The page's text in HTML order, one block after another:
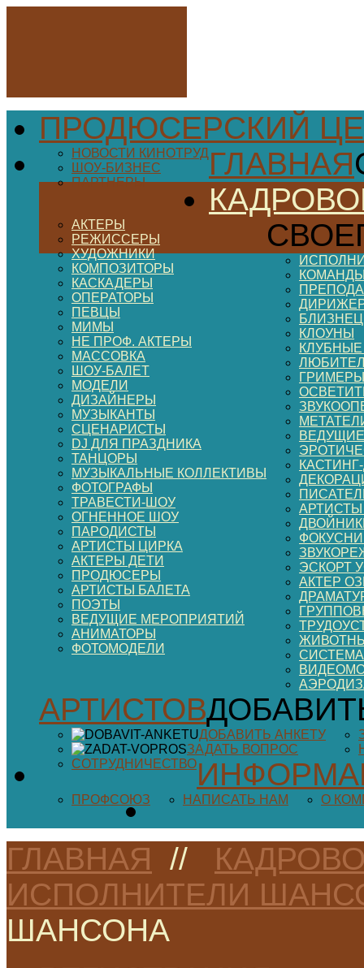
ПРОДЮСЕРСКИЙ
ГЛАВНАЯ
НОВОСТИ КИНОТРУД
ШОУ-БИЗНЕС
ПАРТНЕРЫ
АКТЕРЫ
РЕЖИССЕРЫ
ХУДОЖНИКИ
КОМПОЗИТОРЫ
КАСКАДЕРЫ
ОПЕРАТОРЫ
ПЕВЦЫ
МИМЫ
НЕ ПРОФ. АКТЕРЫ
МАССОВКА
ШОУ-БАЛЕТ
МОДЕЛИ
ДИЗАЙНЕРЫ
МУЗЫКАНТЫ
СЦЕНАРИСТЫ
DJ ДЛЯ ПРАЗДНИКА
ТАНЦОРЫ
МУЗЫКАЛЬНЫЕ КОЛЛЕКТИВЫ
ФОТОГРАФЫ
ТРАВЕСТИ-ШОУ
ОГНЕННОЕ ШОУ
ПАРОДИСТЫ
АРТИСТЫ ЦИРКА
АКТЕРЫ ДЕТИ
ПРОДЮСЕРЫ
АРТИСТЫ БАЛЕТА
ПОЭТЫ
ВЕДУЩИЕ МЕРОПРИЯТИЙ
АНИМАТОРЫ
ФОТОМОДЕЛИ
КЛОУНЫ
КЛУБНЫЕ
ГРИМЕРЫ
ЭСКОРТ
АКТЕР
АРТИСТОВ
ДОБАВИТЬ АНКЕТУ
ЗАДАТЬ ВОПРОС
СОТРУДНИЧЕСТВО
ПРОФСОЮЗ НАПИСАТЬ НАМ О
ГЛАВНАЯ //
ИСПОЛНИТЕЛИ
ШАНСОНА